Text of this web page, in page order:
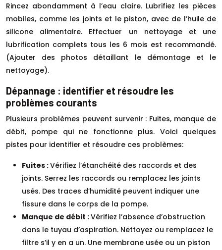
Rincez abondamment à l’eau claire. Lubrifiez les pièces
mobiles, comme les joints et le piston, avec de l’huile de
silicone alimentaire. Effectuer un nettoyage et une
lubrification complets tous les 6 mois est recommandé.
(Ajouter des photos détaillant le démontage et le
nettoyage).
Dépannage : identifier et résoudre les
problèmes courants
Plusieurs problèmes peuvent survenir : Fuites, manque de
débit, pompe qui ne fonctionne plus. Voici quelques
pistes pour identifier et résoudre ces problèmes:
Fuites :Vérifiez l’étanchéité des raccords et des
joints. Serrez les raccords ou remplacez les joints
usés. Des traces d’humidité peuvent indiquer une
fissure dans le corps de la pompe.
Manque de débit :Vérifiez l’absence d’obstruction
dans le tuyau d’aspiration. Nettoyez ou remplacez le
filtre s’il y en a un. Une membrane usée ou un piston